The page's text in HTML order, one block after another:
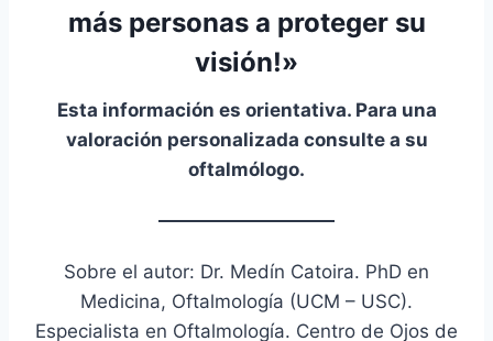
más personas a proteger su
visión!»
Esta información es orientativa. Para una
valoración personalizada consulte a su
oftalmólogo.
Sobre el autor: Dr. Medín Catoira. PhD en
Medicina, Oftalmología (UCM – USC).
Especialista en Oftalmología. Centro de Ojos de